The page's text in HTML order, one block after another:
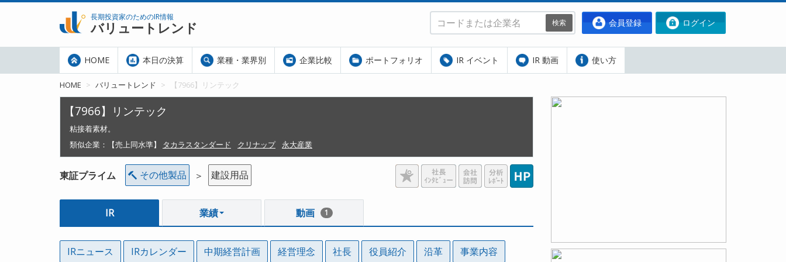
長期投資家のためのIR情報
バリュートレンド 会員登録 ログイン
検索
HOME 本日の決算 業種・業界別 企業比較 ポートフォリオ IR イベント IR 動画 使い方
HOME バリュートレンド 【7966】リンテック
【7966】リンテック
粘接着素材。
類似企業：
【売上同水準】 タカラスタンダード クリナップ 永大産業
東証プライム その他製品 ＞ 建設用品
IR 業績 動画 1
IRニュース IRカレンダー 中期経営計画 経営理念 社長 役員紹介 沿革 事業内容